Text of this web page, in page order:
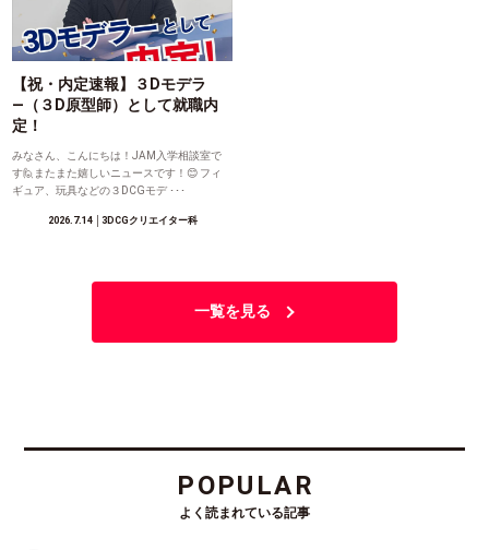
【祝・内定速報】３Dモデラ
―（３D原型師）として就職内
定！
みなさん、こんにちは！JAM入学相談室で
す🙋またまた嬉しいニュースです！😊 フィ
ギュア、玩具などの３DCGモデ ･･･
2026.7.14│3DCGクリエイター科
一覧を見る
POPULAR
よく読まれている記事